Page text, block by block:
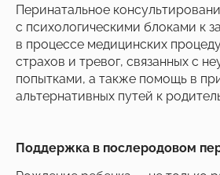
Перинатальное
с психологическими блоками к
в процессе медицинских
страхов и тревог, связанных с
попытками, а также помощь в
альтернативных путей к
Поддержка в послеродовом